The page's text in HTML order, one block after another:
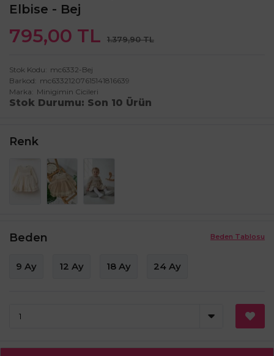
Elbise - Bej
795,00 TL 1.379,90 TL
Stok Kodu
mc6332-Bej
Barkod
mc63321207615141816639
Marka
Minigimin Cicileri
Stok Durumu Son 10 Ürün
Renk
Beden Tablosu
Beden
9 Ay 12 Ay 18 Ay 24 Ay